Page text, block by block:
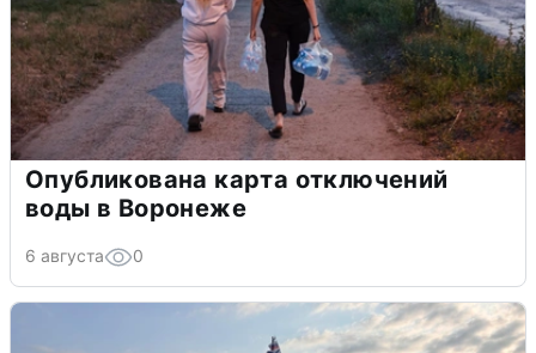
Опубликована карта отключений
воды в Воронеже
6 августа 0